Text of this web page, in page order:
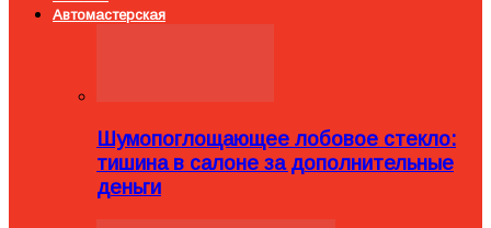
Автомастерская
Шумопоглощающее лобовое стекло:
тишина в салоне за дополнительные
деньги